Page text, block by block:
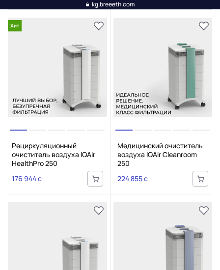
kg.breeeth.com
Хит
Рециркуляционный
очиститель воздуха IQAir
HealthPro 250
176 944 c
Медицинский очиститель
воздуха IQAir Cleanroom
250
224 855 c